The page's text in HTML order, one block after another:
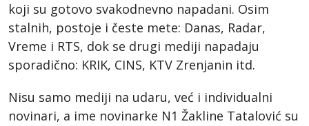
koji su gotovo svakodnevno napadani. Osim
stalnih, postoje i česte mete: Danas, Radar,
Vreme i RTS, dok se drugi mediji napadaju
sporadično: KRIK, CINS, KTV Zrenjanin itd.
Nisu samo mediji na udaru, već i individualni
novinari, a ime novinarke N1 Žakline Tatalović su